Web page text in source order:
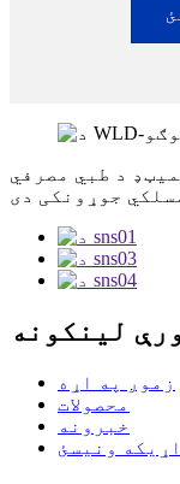
د طبي مصرفي
لینکونه
زموږ په اړه
محصولات
خبرونه
ونیسئ